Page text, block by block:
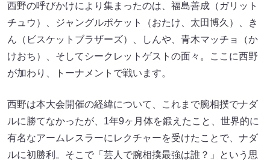
西野の呼びかけにより集まったのは、福島善成（ガリット
チュウ）、ジャングルポケット（おたけ、太田博久）、き
ん（ビスケットブラザーズ）、しんや、青木マッチョ（か
けおち）、そしてシークレットゲストの面々。ここに西野
が加わり、トーナメントで戦います。
西野は本大会開催の経緯について、これまで腕相撲でナダ
ルに勝てなかったが、1年9ヶ月体を鍛えたこと、世界的に
有名なアームレスラーにレクチャーを受けたことで、ナダ
ルに初勝利。そこで「芸人で腕相撲最強は誰？」という思